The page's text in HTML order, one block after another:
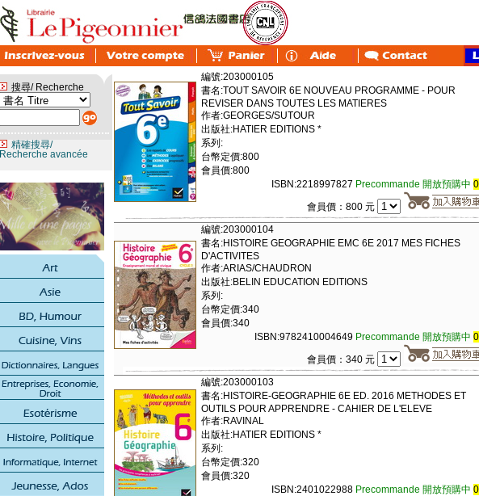
搜尋/ Recherche
精確搜尋/
Recherche avancée
編號:203000105
書名:TOUT SAVOIR 6E NOUVEAU PROGRAMME - POUR
REVISER DANS TOUTES LES MATIERES
作者:GEORGES/SUTOUR
出版社:HATIER EDITIONS *
系列:
台幣定價:800
會員價:800
ISBN:2218997827 Precommande 開放預購中
會員價：800 元
編號:203000104
書名:HISTOIRE GEOGRAPHIE EMC 6E 2017 MES FICHES
D'ACTIVITES
作者:ARIAS/CHAUDRON
出版社:BELIN EDUCATION EDITIONS
系列:
台幣定價:340
會員價:340
ISBN:9782410004649 Precommande 開放預購中
會員價：340 元
編號:203000103
書名:HISTOIRE-GEOGRAPHIE 6E ED. 2016 METHODES ET
OUTILS POUR APPRENDRE - CAHIER DE L'ELEVE
作者:RAVINAL
出版社:HATIER EDITIONS *
系列:
台幣定價:320
會員價:320
ISBN:2401022988 Precommande 開放預購中